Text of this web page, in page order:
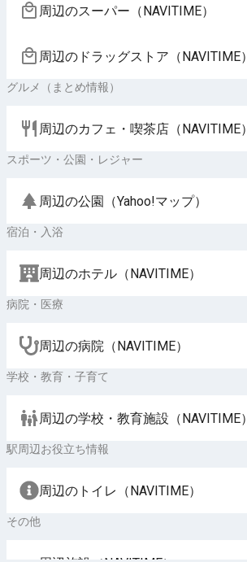
周辺のスーパー（NAVITIME）
周辺のドラッグストア（NAVITIME）
グルメ（まとめ情報）
周辺のカフェ・喫茶店（NAVITIME）
スポーツ・公園・レジャー
周辺の公園（Yahoo!マップ）
宿泊・入浴
周辺のホテル（NAVITIME）
病院・医療
周辺の病院（NAVITIME）
学校・教育・子育て
周辺の学校・教育施設（NAVITIME）
駅周辺お役立ち情報
周辺のトイレ（NAVITIME）
その他